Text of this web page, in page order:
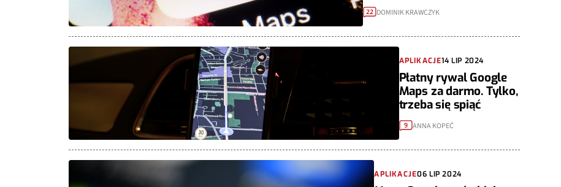
22 DOMINIK KRAWCZYK
APLIKACJE14 LIP 2024
Płatny rywal Google
Maps za darmo. Tylko,
trzeba się spiąć
9 ANNA KOPEĆ
APLIKACJE06 LIP 2024